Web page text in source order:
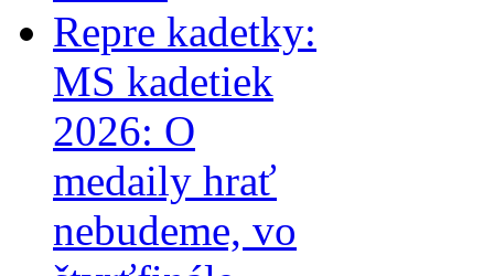
Repre kadetky:
MS kadetiek
2026: O
medaily hrať
nebudeme, vo